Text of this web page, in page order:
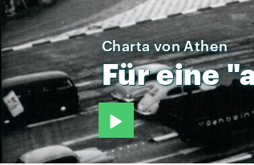
Charta von Athen
Füreine